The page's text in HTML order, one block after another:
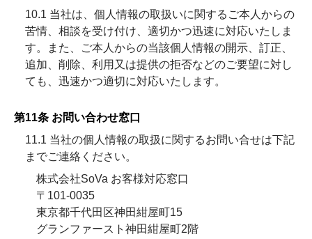
10.1 当社は、個人情報の取扱いに関するご本人からの
苦情、相談を受け付け、適切かつ迅速に対応いたしま
す。また、ご本人からの当該個人情報の開示、訂正、
追加、削除、利用又は提供の拒否などのご要望に対し
ても、迅速かつ適切に対応いたします。
第11条 お問い合わせ窓口
11.1 当社の個人情報の取扱に関するお問い合せは下記
までご連絡ください。
株式会社SoVa お客様対応窓口
〒101-0035
東京都千代田区神田紺屋町15
グランファースト神田紺屋町2階